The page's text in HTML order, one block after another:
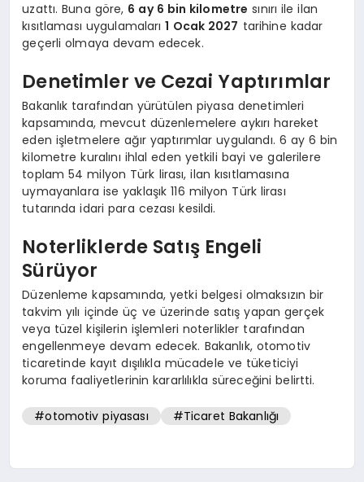
uzattı. Buna göre, 6 ay 6 bin kilometre sınırı ile ilan
kısıtlaması uygulamaları1 Ocak 2027 tarihine kadar
geçerli olmaya devam edecek.
Denetimler ve Cezai Yaptırımlar
Bakanlık tarafından yürütülen piyasa denetimleri
kapsamında, mevcut düzenlemelere aykırı hareket
eden işletmelere ağır yaptırımlar uygulandı. 6 ay 6 bin
kilometre kuralını ihlal eden yetkili bayi ve galerilere
toplam 54 milyon Türk lirası, ilan kısıtlamasına
uymayanlara ise yaklaşık 116 milyon Türk lirası
tutarında idari para cezası kesildi.
Noterliklerde Satış Engeli
Sürüyor
Düzenleme kapsamında, yetki belgesi olmaksızın bir
takvim yılı içinde üç ve üzerinde satış yapan gerçek
veya tüzel kişilerin işlemleri noterlikler tarafından
engellenmeye devam edecek. Bakanlık, otomotiv
ticaretinde kayıt dışılıkla mücadele ve tüketiciyi
koruma faaliyetlerinin kararlılıkla süreceğini belirtti.
#otomotiv piyasası #Ticaret Bakanlığı